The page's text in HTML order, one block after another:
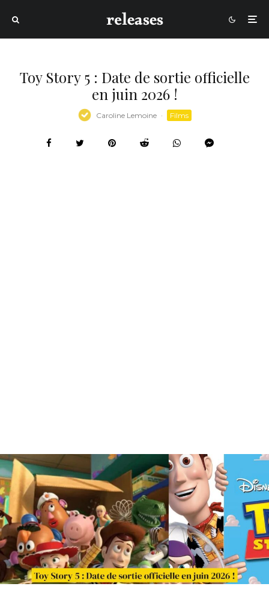
Toy Story 5 : Date de sortie officielle
en juin 2026 !
Caroline Lemoine · Films